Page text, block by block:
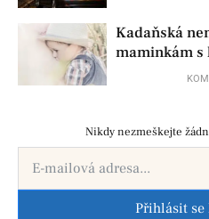
Kadaňská
maminkám s
už před
Nikdy nezmeškejte
Přihlásit se